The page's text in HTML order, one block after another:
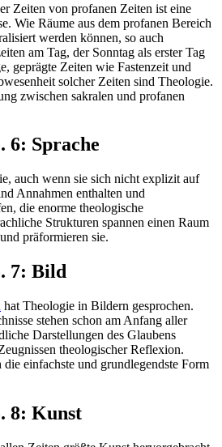
Zeiten von profanen Zeiten ist eine
Wie Räume aus dem profanen Bereich
werden können, so auch
am Tag, der Sonntag als erster Tag
geprägte Zeiten wie Fastenzeit und
solcher Zeiten sind Theologie.
zwischen sakralen und profanen
6: Sprache
auch wenn sie sich nicht explizit auf
Annahmen enthalten und
die enorme theologische
Strukturen spannen einen Raum
präformieren sie.
7: Bild
hat Theologie in Bildern gesprochen.
stehen schon am Anfang aller
Darstellungen des Glaubens
theologischer Reflexion.
einfachste und grundlegendste Form
8: Kunst